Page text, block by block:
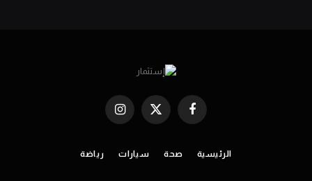
Facebook
X
Instagram
الرئيسية صحة سيارات رياضة